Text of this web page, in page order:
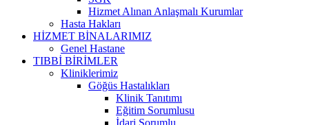
Hizmet Alınan Anlaşmalı Kurumlar
Hasta Hakları
HİZMET BİNALARIMIZ
Genel Hastane
TIBBİ BİRİMLER
Kliniklerimiz
Göğüs Hastalıkları
Klinik Tanıtımı
Eğitim Sorumlusu
İdari Sorumlu